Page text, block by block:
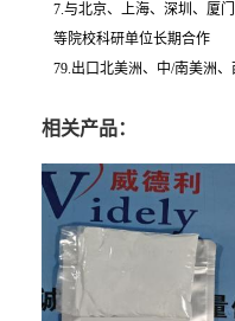
7.与北京、上海、深圳、厦
等院校科研单位长期合作
79.出口北美洲、中/南美洲
相关产品：